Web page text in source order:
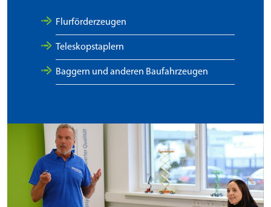
Flurförderzeugen
Teleskopstaplern
Baggern und anderen Baufahrzeugen